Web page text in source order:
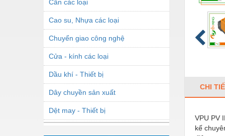
Cân các loại
Cao su, Nhựa các loại
Chuyển giao công nghệ
Cửa - kính các loại
Dầu khí - Thiết bị
Dây chuyền sản xuất
Dệt may - Thiết bị
CHI
VPU PV
kế